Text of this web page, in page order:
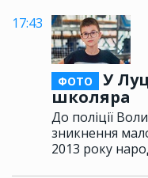
17:43
ФОТО
У
школяра
До поліції
зникнення
2013 року